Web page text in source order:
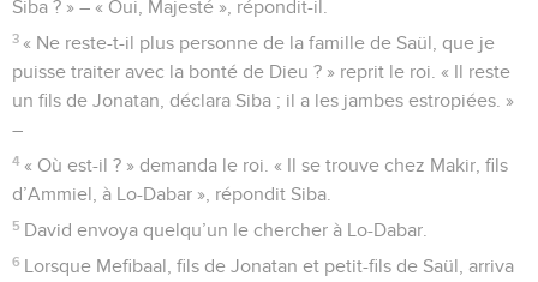
Siba ? » – « Oui, Majesté », répondit-il.
3 « Ne reste-t-il plus personne de la famille de Saül, que je
puisse traiter avec la bonté de Dieu ? » reprit le roi. « Il reste
un fils de Jonatan, déclara Siba ; il a les jambes estropiées. »
–
4 « Où est-il ? » demanda le roi. « Il se trouve chez Makir, fils
d’Ammiel, à Lo-Dabar », répondit Siba.
5 David envoya quelqu’un le chercher à Lo-Dabar.
6 Lorsque Mefibaal, fils de Jonatan et petit-fils de Saül, arriva